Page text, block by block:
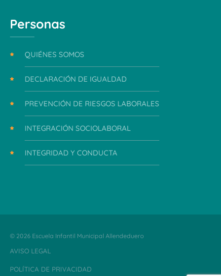
Personas
QUIÉNES SOMOS
DECLARACIÓN DE IGUALDAD
PREVENCIÓN DE RIESGOS LABORALES
INTEGRACIÓN SOCIOLABORAL
INTEGRIDAD Y CONDUCTA
© 2026 Escuela Infantil Municipal Allendeduero
AVISO LEGAL
POLÍTICA DE PRIVACIDAD